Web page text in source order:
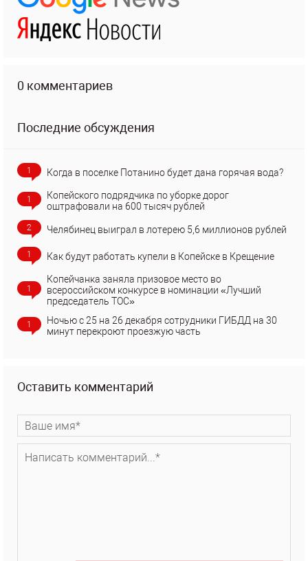
0 комментариев
Последние обсуждения
1 Когда в поселке Потанино будет дана горячая вода?
1
Копейского подрядчика по уборке дорог
оштрафовали на 600 тысяч рублей
2 Челябинец выиграл в лотерею 5,6 миллионов рублей
1 Как будут работать купели в Копейске в Крещение
1
Копейчанка заняла призовое место во
всероссийском конкурсе в номинации «Лучший
председатель ТОС»
1
Ночью с 25 на 26 декабря сотрудники ГИБДД на 30
минут перекроют проезжую часть
Оставить комментарий